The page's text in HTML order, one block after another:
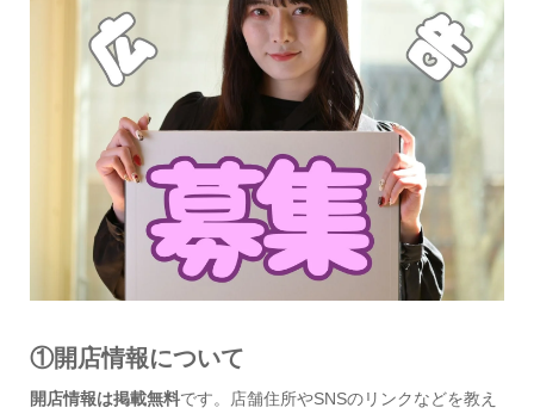
①開店情報について
開店情報は掲載無料です。店舗住所やSNSのリンクなどを教え